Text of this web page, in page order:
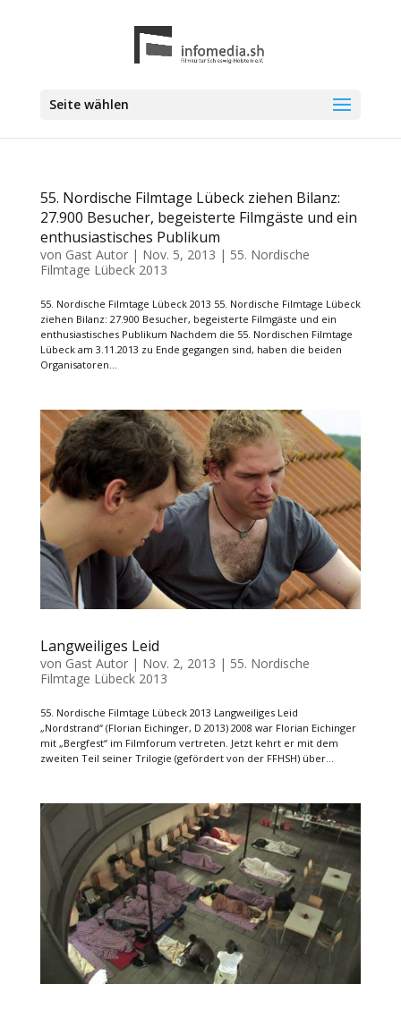
Seite wählen
55. Nordische Filmtage Lübeck ziehen Bilanz:
27.900 Besucher, begeisterte Filmgäste und ein
enthusiastisches Publikum
von Gast Autor| Nov. 5, 2013 | 55. Nordische
Filmtage Lübeck 2013
55. Nordische Filmtage Lübeck 2013 55. Nordische Filmtage Lübeck
ziehen Bilanz: 27.900 Besucher, begeisterte Filmgäste und ein
enthusiastisches Publikum Nachdem die 55. Nordischen Filmtage
Lübeck am 3.11.2013 zu Ende gegangen sind, haben die beiden
Organisatoren...
Langweiliges Leid
von Gast Autor| Nov. 2, 2013 | 55. Nordische
Filmtage Lübeck 2013
55. Nordische Filmtage Lübeck 2013 Langweiliges Leid
„Nordstrand“ (Florian Eichinger, D 2013) 2008 war Florian Eichinger
mit „Bergfest“ im Filmforum vertreten. Jetzt kehrt er mit dem
zweiten Teil seiner Trilogie (gefördert von der FFHSH) über...